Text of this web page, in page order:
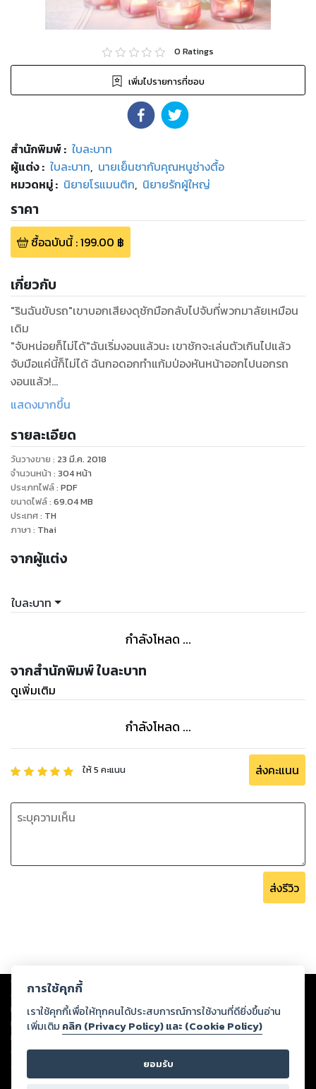
0 Ratings
เพิ่มไปรายการที่ชอบ
สำนักพิมพ์: ใบละบาท
ผู้แต่ง : ใบละบาท, นายเย็นชากับคุณหนูช่างตื้อ
หมวดหมู่: นิยายโรแมนติก, นิยายรักผู้ใหญ่
ราคา
ซื้อฉบับนี้:199.00 ฿
เกี่ยวกับ
"รินฉันขับรถ"เขาบอกเสียงดุชักมือกลับไปจับที่พวกมาลัยเหมือน
เดิม
"จับหน่อยก็ไม่ได้"ฉันเริ่มงอนแล้วนะ เขาชักจะเล่นตัวเกินไปแล้ว
จับมือแค่นี้ก็ไม่ได้ ฉันกอดอกทำแก้มป่องหันหน้าออกไปนอกรถ
งอนแล้ว!
พรึบ!
แต่ไม่นานมือฉันก็ถูกจับไปหอมโดยคนตัวโต ฉันอ้าปากค้างไม่คิด
ว่าพี่กริชของฉันจะมีโมเม้นแบบนี้
"จะงอนอะไรนักหนา"เขาหันมามอง มือยังจับมือฉันไว้อยู่
"พี่กริชอะ"ฉันเรียกชื่อเขาอย่างเขินๆ เอนหัวไปซบกับบ่ากว้าง ยิ้ม
อย่างมีความสุข เขาไม่ได้ว่าอะไรยอมให้ฉันซบบ่าจนถึงห้าง ส่วนมือ
เขาก็ไม่ปล่อยแม้แต่วินาทีเดียว ฟินสุดๆ
"รหัส"ฉันหยิบโทรศัพท์พี่กริชขึ้นมาอย่างไม่ขอ แต่เปิดเข้าไม่ได้
"เล่นเกมส์ โทรศัพท์รินแบตหมด"ฉันโกหกออกไป ที่จริงจะเข้าเช็ค
ฉันไม่ได้หมดยังเต็มอยู่เลย
"ไม่ต้องเล่น เดี๋ยวก็กินข้าวแล้ว"เขาหยิบโทรศัพท์จากมือฉันลงใส่
กระเป๋าไม่ให้ฉันเล่น แสดงว่าในโทรศัพท์นั้นต้องมีอะไร
"นิดเดียว นะๆ"ฉันอ้อนอย่างแนบเนียนไม่โวยวายเดี๋ยวไก่ตื่น
"ริน!"เขาส่งสายตาปรามพร้อมกับเสียงดุ ทำให้ฉันหยุดการอ้อนลง
ทันที เขามันปีศาจที่น่ากลัว
ฉันเอนตัวพิงคนตัวสูงซบหน้าลงกับบ่ากว้าง ยื่นมือไปจับมือโตมา
เล่นบนตักไม่ได้เล่นโทรศัพท์เล่นมือก็ได้
"ไม่ทำให้ดุ จะดุมั้ย"เขาก้มลงมองหน้าฉันยังพูดเสียงดุอยู่
"ก็แค่ขอเล่นโทรศัพท์เอง"ฉันบอกปากยื่น ช้อนตาขึ้นมองสบตาคม
แสดงมากขึ้น
รายละเอียด
วันวางขาย : 23 มี.ค. 2018
จำนวนหน้า : 304หน้า
ประเภทไฟล์: PDF
ขนาดไฟล์: 69.04MB
ประเทศ: TH
ภาษา : Thai
จากผู้แต่ง
ใบละบาท
กำลังโหลด ...
จากสำนักพิมพ์ ใบละบาท
ดูเพิ่มเติม
กำลังโหลด ...
ให้5 คะแนน ส่งคะแนน
ส่งรีวิว
Copyright © 2026
ต่อผลงานหรือเนื้อหาใดที่อัปโหลดผ่านเว็บไซต์และปรากฏว่าละเมิดสิทธิใน
ทรัพย์สินทางปัญญาของบุคคลอื่นหรือขัดต่อกฎหมายและศีลธรรม ดังนั้น ผู้อ่าน
ทุกท่านโปรดใช้วิจารณญาณในการกลั่นกรองด้วยตนเอง และหากท่านพบว่าส่วน
หนึ่งส่วนใดขัดต่อกฎหมายและศีลธรรม กรุณาแจ้งมายังบริษัท เพื่อทีมงานจะได้
ดำเนินการในทันที ทั้งนี้ ทางสตอรี่ล็อกขอสงวนลิขสิทธิ์ตามพระราชบัญญัติ
ลิขสิทธิ์ พ.ศ. 2537 (ฉบับล่าสุด)
การใช้คุกกี้
เราใช้คุกกี้เพื่อให้ทุกคนได้ประสบการณ์การใช้งานที่ดียิ่งขึ้นอ่าน
เพิ่มเติม คลิก (Privacy Policy) และ (Cookie Policy)
ยอมรับ